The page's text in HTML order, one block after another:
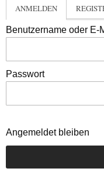
ANMELDEN
Benutzername oder E-
Passwort
Angemeldet bleiben